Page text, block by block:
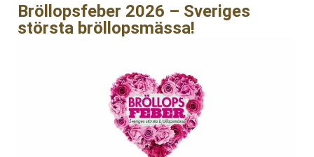
Bröllopsfeber 2026 – Sveriges
största bröllopsmässa!